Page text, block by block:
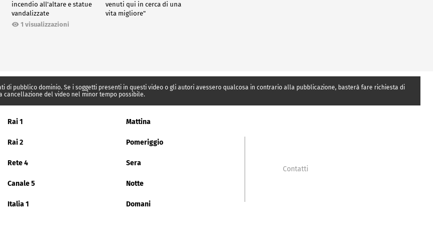
incendio all'altare e statue
vandalizzate
1 visualizzazioni
venuti qui in cerca di una
vita migliore"
di pubblico dominio. Se i soggetti presenti in questi video o gli autori avessero qualcosa in contrario alla pubblicazione, basterà fare richiesta di
cancellazione del video nel minor tempo possibile.
Rai 1 Mattina
Rai 2 Pomeriggio
Rete 4 Sera
Canale 5 Notte
Italia 1 Domani
Contatti